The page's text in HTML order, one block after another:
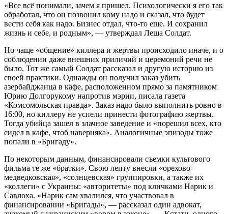
«Все всё понимали, зачем я пришел. Психологически я его так
обработал, что он позвонил кому надо и сказал, что будет
вести себя как надо. Бизнес отдал, что-то еще. И сохранил
жизнь и себе, и родным», — утверждал Леша Солдат.
Но чаще «общение» киллера и жертвы происходило иначе, и о
соблюдении даже внешних приличий и церемоний речи не
было. Тот же самый Солдат рассказал и другую историю из
своей практики. Однажды он получил заказ убить
азербайджанца в кафе, расположенном прямо за памятником
Юрию Долгорукому напротив мэрии, писала газета
«Комсомольская правда». Заказ надо было выполнить ровно в
16:00, но киллеру не успели принести фотографию жертвы.
Тогда убийца зашел в злачное заведение и «порешил всех, кто
сидел в кафе, чтоб наверняка». Аналогичные эпизоды тоже
попали в «Бригаду».
По некоторым данным, финансировали съемки культового
фильма те же «братки». Свою лепту внесли «орехово-
медведковская», «солнцевская» группировки, а также их
«коллеги» с Украины: «авторитеты» под кличками Нарик и
Савлоха. «Нарик сам хвалился, что участвовал в
финансировании «Бригады», — рассказал один адвокат,